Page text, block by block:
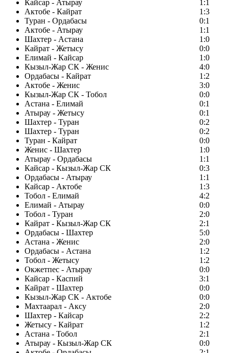
Кайсар - Атырау
1:1
Актобе - Кайрат
1:3
Туран - Ордабасы
0:1
Актобе - Атырау
1:1
Шахтер - Астана
1:0
Кайрат - Жетысу
0:0
Елимай - Кайсар
1:0
Кызыл-Жар СК - Женис
4:0
Ордабасы - Кайрат
1:2
Актобе - Женис
3:0
Кызыл-Жар СК - Тобол
0:0
Астана - Елимай
0:1
Атырау - Жетысу
0:1
Шахтер - Туран
0:2
Шахтер - Туран
0:2
Туран - Кайрат
0:0
Женис - Шахтер
1:0
Атырау - Ордабасы
1:1
Кайсар - Кызыл-Жар СК
0:3
Ордабасы - Атырау
1:1
Кайсар - Актобе
1:3
Тобол - Елимай
4:2
Елимай - Атырау
0:0
Тобол - Туран
2:0
Кайрат - Кызыл-Жар СК
2:1
Ордабасы - Шахтер
5:0
Астана - Женис
2:0
Ордабасы - Астана
1:2
Тобол - Жетысу
1:2
Окжетпес - Атырау
0:0
Кайсар - Каспий
3:1
Кайрат - Шахтер
0:0
Кызыл-Жар СК - Актобе
0:0
Махтаарал - Аксу
2:0
Шахтер - Кайсар
2:2
Жетысу - Кайрат
1:2
Астана - Тобол
2:1
Атырау - Кызыл-Жар СК
0:0